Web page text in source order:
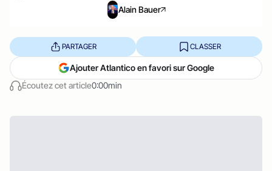
Alain Bauer
Écoutez cet article0:00min
PARTAGER CLASSER
Ajouter Atlantico en favori sur Google